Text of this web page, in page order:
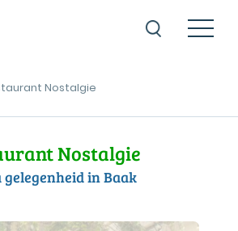
Nostalgie
Nostalgie
gelegenheid in Baak